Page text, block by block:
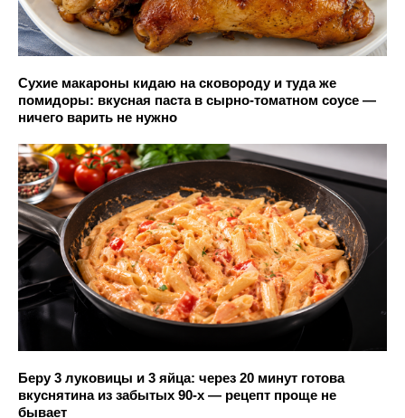
Сухие макароны кидаю на сковороду и туда же
помидоры: вкусная паста в сырно-томатном соусе —
ничего варить не нужно
Беру 3 луковицы и 3 яйца: через 20 минут готова
вкуснятина из забытых 90-х — рецепт проще не
бывает